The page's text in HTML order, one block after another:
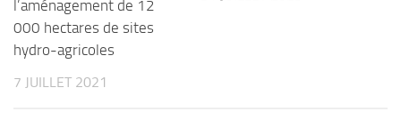
l’aménagement de 12
000 hectares de sites
hydro-agricoles
7 JUILLET 2021